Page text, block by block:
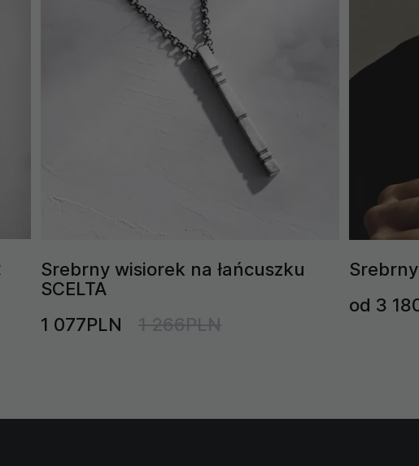
Srebrny wisiorek na łańcuszku
SCELTA
1 077PLN
1 266PLN
Srebrny
od 3